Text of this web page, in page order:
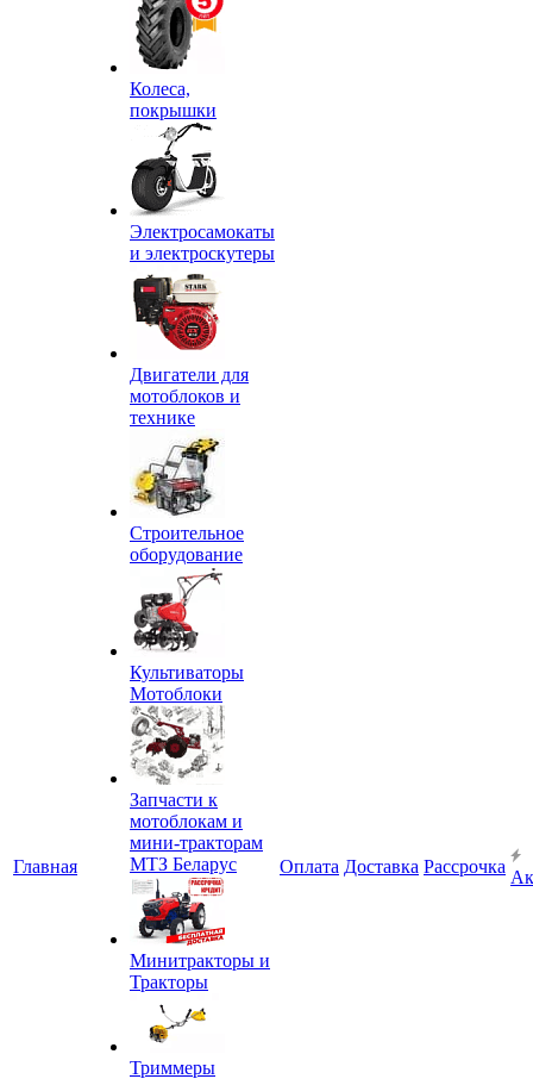
Главная
Колеса,
покрышки
Электросамокаты
и электроскутеры
Двигатели для
мотоблоков и
технике
Строительное
оборудование
Культиваторы
Мотоблоки
Запчасти к
мотоблокам и
мини-тракторам
МТЗ Беларус
Минитракторы и
Тракторы
Триммеры
Оплата Доставка Рассрочка